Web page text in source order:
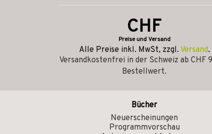
CHF
Preise und Versand
Alle Preise inkl. MwSt, zzgl. Versand.
Versandkostenfrei in der Schweiz ab CHF
Bestellwert.
Bücher
Neuerscheinungen
Programmvorschau